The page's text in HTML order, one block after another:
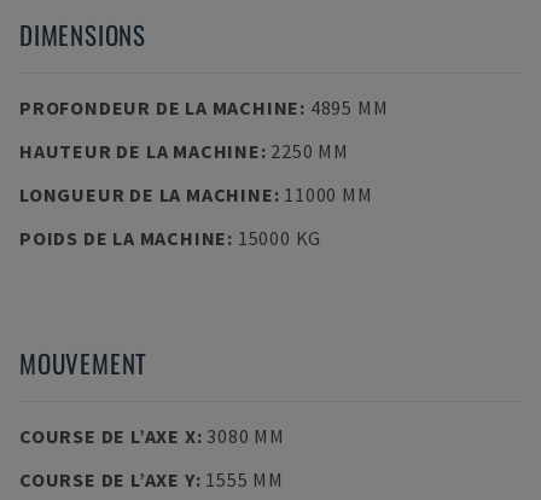
DIMENSIONS
PROFONDEUR DE LA MACHINE: 4895 MM
HAUTEUR DE LA MACHINE: 2250 MM
LONGUEUR DE LA MACHINE: 11000 MM
POIDS DE LA MACHINE: 15000 KG
MOUVEMENT
COURSE DE L’AXE X: 3080 MM
COURSE DE L’AXE Y: 1555 MM